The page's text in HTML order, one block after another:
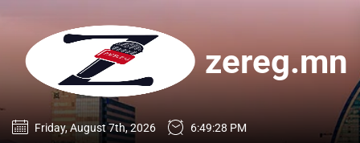
content
zereg.mn
zereg.mn
Friday, August 7th, 2026 6:49:29 PM